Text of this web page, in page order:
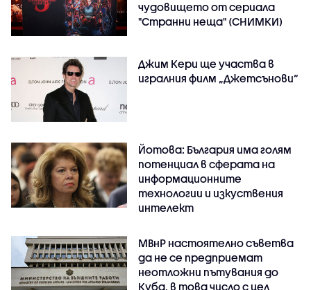
чудовището от сериала
"Странни неща" (СНИМКИ)
Джим Кери ще участва в
игралния филм „Джетсънови“
Йотова: България има голям
потенциал в сферата на
информационните
технологии и изкуствения
интелект
МВнР настоятелно съветва
да не се предприемат
неотложни пътувания до
Куба, в това число с цел